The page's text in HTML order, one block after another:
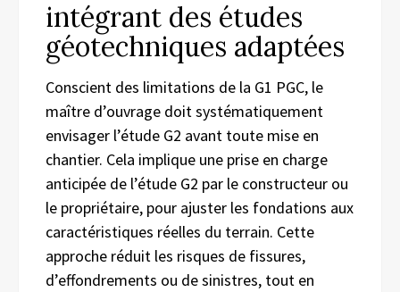
intégrant des études
géotechniques adaptées
Conscient des limitations de la G1 PGC, le
maître d’ouvrage doit systématiquement
envisager l’étude G2 avant toute mise en
chantier. Cela implique une prise en charge
anticipée de l’étude G2 par le constructeur ou
le propriétaire, pour ajuster les fondations aux
caractéristiques réelles du terrain. Cette
approche réduit les risques de fissures,
d’effondrements ou de sinistres, tout en